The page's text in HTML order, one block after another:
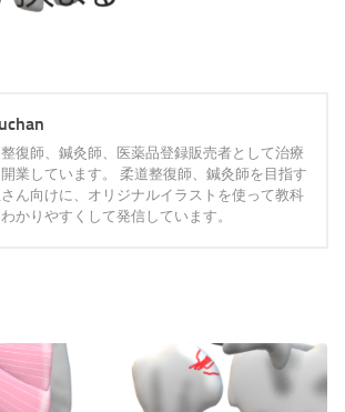
復師、鍼灸師、医薬品登録販売者として治療
業しています。 柔道整復師、鍼灸師を目指す
ん向けに、オリジナルイラストを使って教科
かりやすくして発信しています。